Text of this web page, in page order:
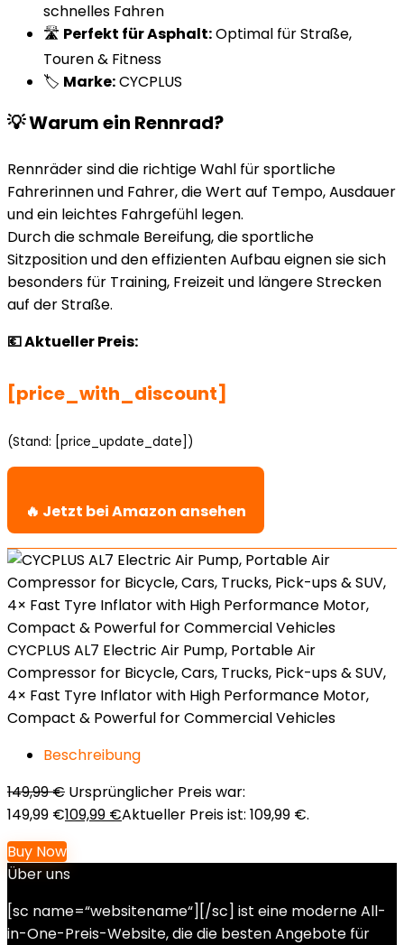
schnelles Fahren
🛣️ Perfekt für Asphalt:Optimal für Straße,
Touren & Fitness
🏷️ Marke:CYCPLUS
💡 Warum ein Rennrad?
Rennräder sind die richtige Wahl für sportliche
Fahrerinnen und Fahrer, die Wert auf Tempo, Ausdauer
und ein leichtes Fahrgefühl legen.
Durch die schmale Bereifung, die sportliche
Sitzposition und den effizienten Aufbau eignen sie sich
besonders für Training, Freizeit und längere Strecken
auf der Straße.
💶 Aktueller Preis:
[price_with_discount]
(Stand: [price_update_date])
🔥 Jetzt bei Amazon ansehen
CYCPLUS AL7 Electric Air Pump, Portable Air
Compressor for Bicycle, Cars, Trucks, Pick-ups & SUV,
4× Fast Tyre Inflator with High Performance Motor,
Compact & Powerful for Commercial Vehicles
Beschreibung
149,99€ Ursprünglicher Preis war:
149,99 €109,99 €Aktueller Preis ist: 109,99 €.
Buy Now
Über uns
[sc name=“websitename“][/sc] ist eine moderne All-
in-One-Preis-Website, die die besten Angebote für